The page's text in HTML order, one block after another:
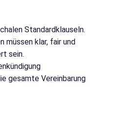
Standardklauseln.
müssen klar, fair und
sein.
gesamte Vereinbarung